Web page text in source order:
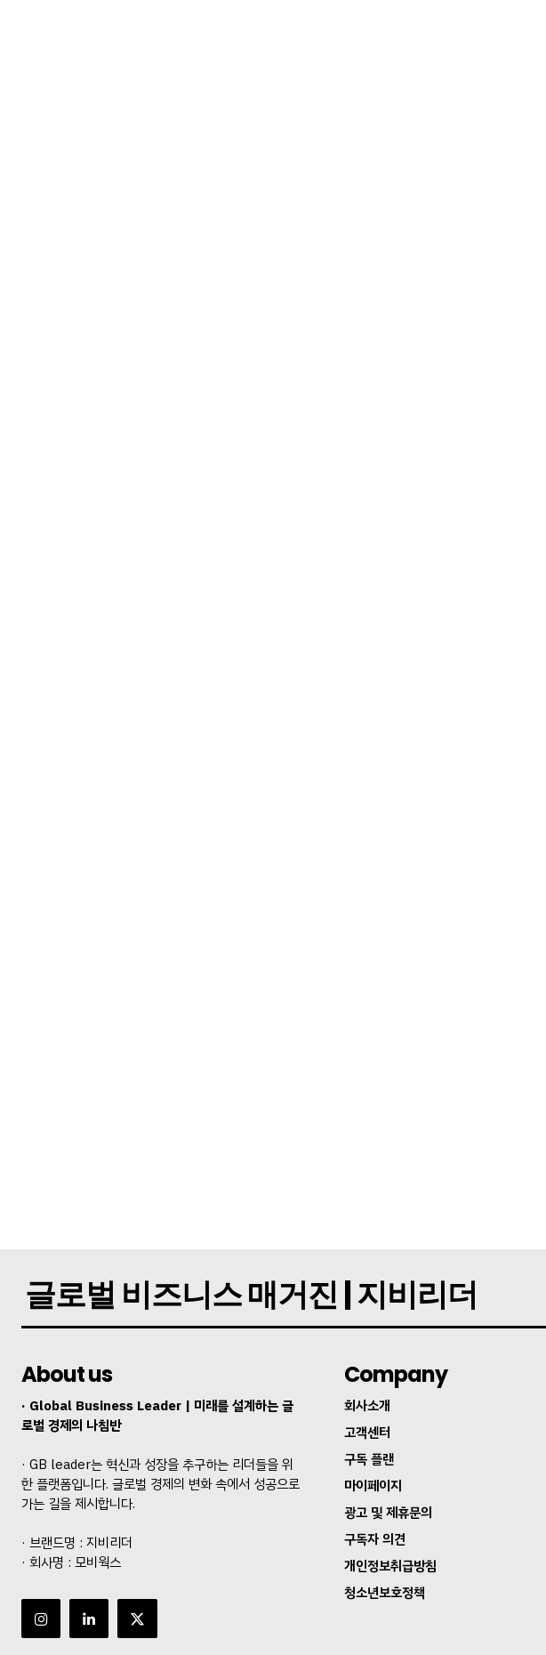
글로벌 비즈니스 매거진 | 지비리더
About us
· Global Business Leader | 미래를 설계하는 글
로벌 경제의 나침반
· GB leader는 혁신과 성장을 추구하는 리더들을 위
한 플랫폼입니다. 글로벌 경제의 변화 속에서 성공으로
가는 길을 제시합니다.
· 브랜드명 : 지비리더
· 회사명 : 모비웍스
Company
회사소개
고객센터
구독 플랜
마이페이지
광고 및 제휴문의
구독자 의견
개인정보취급방침
청소년보호정책